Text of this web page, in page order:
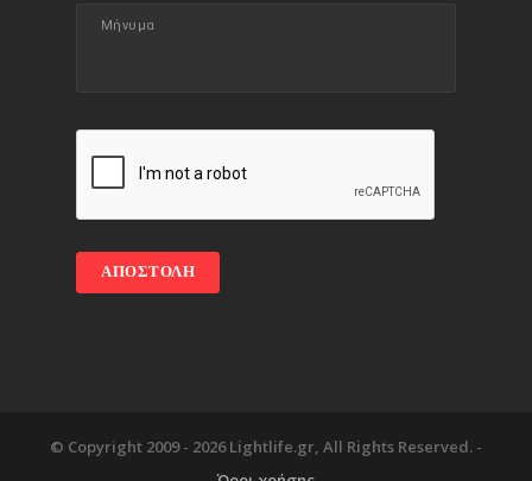
© Copyright 2009 - 2026 Lightlife.gr, All Rights Reserved. -